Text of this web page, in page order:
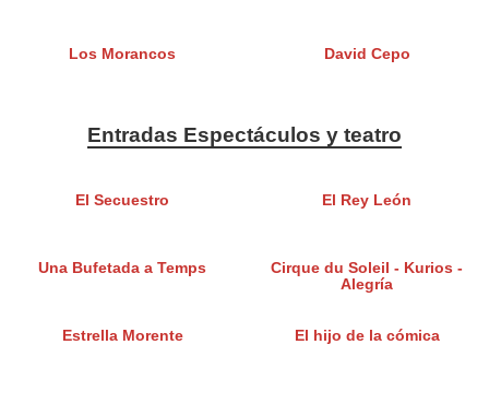
Los Morancos David Cepo
Entradas Espectáculos y teatro
El Secuestro El Rey León
Una Bufetada a Temps
Cirque du Soleil - Kurios -
Alegría
Estrella Morente El hijo de la cómica